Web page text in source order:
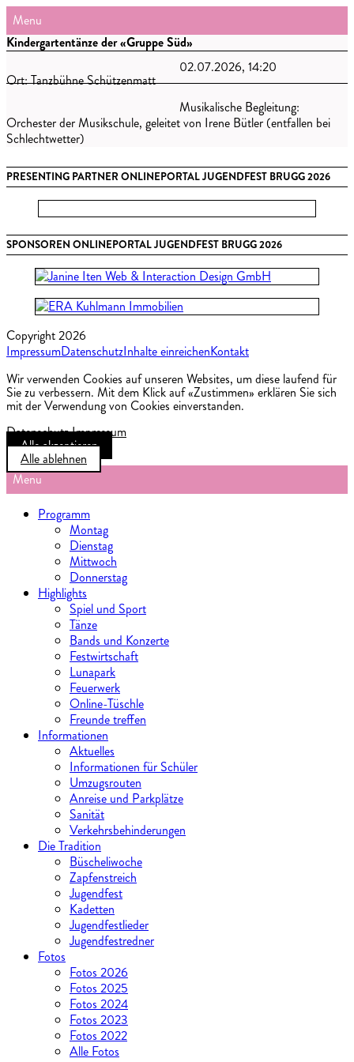
Menu
Kindergartentänze der «Gruppe Süd»
02.07.2026, 14:20
Ort: Tanzbühne Schützenmatt
Musikalische Begleitung:
Orchester der Musikschule, geleitet von Irene Bütler (entfallen bei
Schlechtwetter)
PRESENTING PARTNER ONLINEPORTAL JUGENDFEST BRUGG 2026
SPONSOREN ONLINEPORTAL JUGENDFEST BRUGG 2026
Copyright 2026
ImpressumDatenschutzInhalte einreichenKontakt
Wir verwenden Cookies auf unseren Websites, um diese laufend für
Sie zu verbessern. Mit dem Klick auf «Zustimmen» erklären Sie sich
mit der Verwendung von Cookies einverstanden.
DatenschutzImpressum
Alle akzeptieren
Alle ablehnen
Menu
Programm
Montag
Dienstag
Mittwoch
Donnerstag
Highlights
Spiel und Sport
Tänze
Bands und Konzerte
Festwirtschaft
Lunapark
Feuerwerk
Online-Tüschle
Freunde treffen
Informationen
Aktuelles
Informationen für Schüler
Umzugsrouten
Anreise und Parkplätze
Sanität
Verkehrsbehinderungen
Die Tradition
Büscheliwoche
Zapfenstreich
Jugendfest
Kadetten
Jugendfestlieder
Jugendfestredner
Fotos
Fotos 2026
Fotos 2025
Fotos 2024
Fotos 2023
Fotos 2022
Alle Fotos